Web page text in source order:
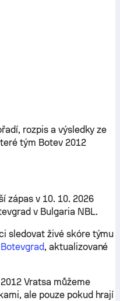
rozpis a výsledky ze
tým Botev 2012
zápas v 10. 10. 2026
v Bulgaria NBL.
sledovat živé skóre týmu
, aktualizované
Vratsa můžeme
ale pouze pokud hrají